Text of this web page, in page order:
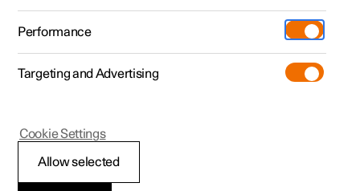
Pre-owned
Shop
Meer
Testrit
Aanbiedingen voor
Testrit
Aanbiedingen voor
Polestar 4 coupé
Ontdek Polestar 4
Testrit
Bekijk onze stockwagens
Aanbiedingen voor
Ontdek Polestar 5
Over pre-owned
Pre-owned aanbiedingen
Configureer
Pre-owned
Testrit
Additionals
(Opent in een nieuw venster)
Experiences
Ontmoet ons
Servicepunten
Opladen
Support
Polestar 2
Instellingen in Google
Performance
Targeting and Advertising
Allow selected
Cookie Settings